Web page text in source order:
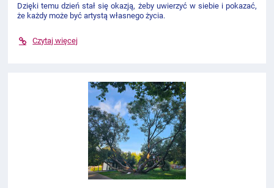
Dzięki temu dzień stał się okazją, żeby uwierzyć w siebie i pokazać,
że każdy może być artystą własnego życia.
Czytaj więcej